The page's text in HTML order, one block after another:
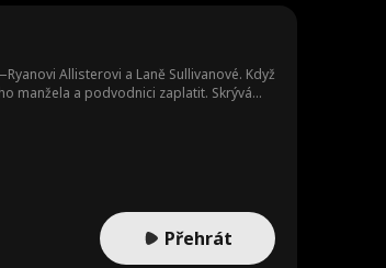
Allisterovi a Laně Sullivanové. Když
manžela a podvodnici zaplatit. Skrývá
Přehrát